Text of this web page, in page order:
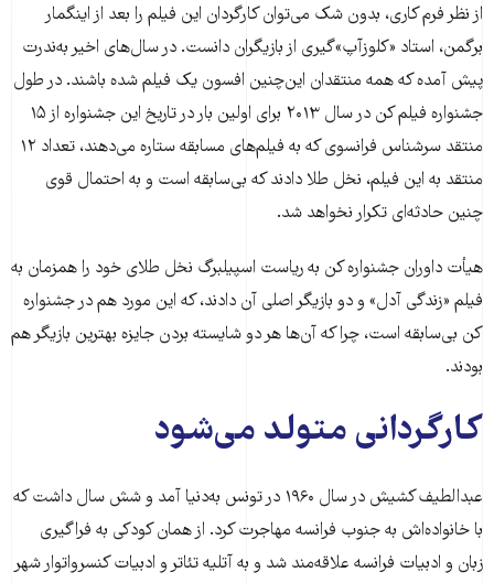
از نظر فرم کاری، بدون شک می‌توان کارگردان این فیلم را بعد از اینگمار
برگمن، استاد «کلوزآپ»گیری از بازیگران دانست. در سال‌های اخیر به‌ندرت
پیش آمده که همه منتقدان این‌چنین افسون یک فیلم شده باشند. در طول
جشنواره فیلم کن در سال ۲۰۱۳ برای اولین بار در تاریخ این جشنواره از ۱۵
منتقد سر‌شناس فرانسوی که به فیلم‌های مسابقه ستاره می‌دهند، تعداد ۱۲
منتقد به این فیلم، نخل طلا دادند که بی‌سابقه است و به احتمال قوی
چنین حادثه‌ای تکرار نخواهد شد.
هیأت داوران جشنواره کن به ریاست اسپیلبرگ نخل طلای خود را همزمان به
فیلم «زندگی آدل» و دو بازیگر اصلی آن دادند، که این مورد هم در جشنواره
کن بی‌سابقه است، چرا که آن‌ها هر دو شایسته بردن جایزه بهترین بازیگر هم
بودند.
کارگردانی متولد می‌شود
عبدالطیف کشیش در سال ۱۹۶۰ در تونس به‌دنیا آمد و شش سال داشت که
با خانواده‌اش به جنوب فرانسه مهاجرت کرد. از‌‌ همان کودکی به فراگیری
زبان و ادبیات فرانسه علاقه‌مند شد و به آتلیه تئاتر و ادبیات کنسرواتوار شهر